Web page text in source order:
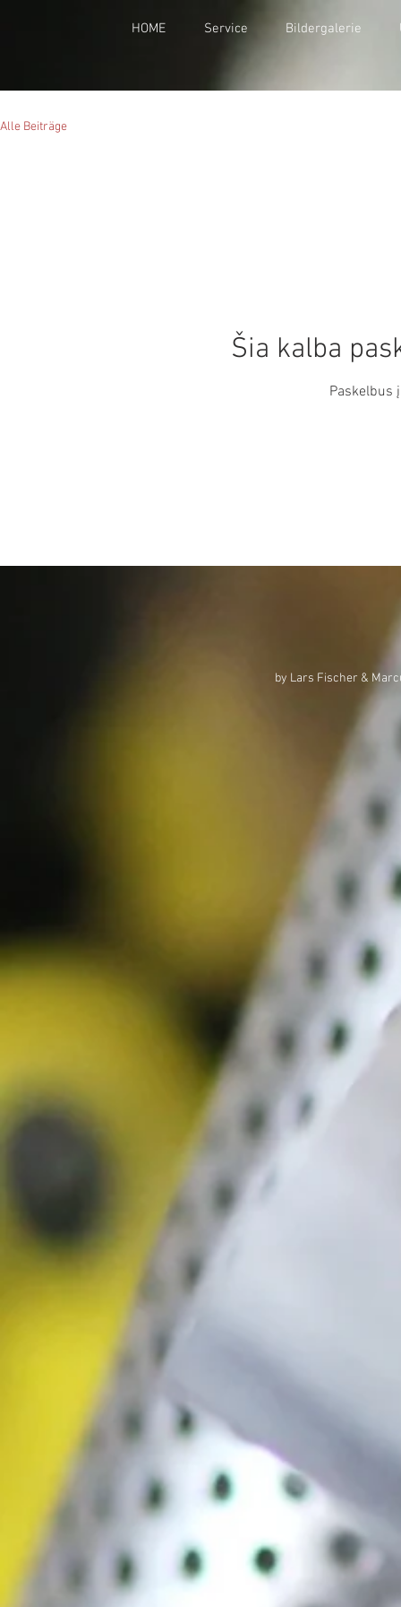
HOME Service Bildergalerie
Alle Beiträge
Šia kalba
Paskelbus
by Lars Fischer &